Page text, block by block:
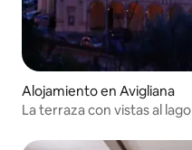
Alojamiento en Avigliana
La terraza con vistas al lago